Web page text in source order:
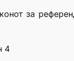
за
4